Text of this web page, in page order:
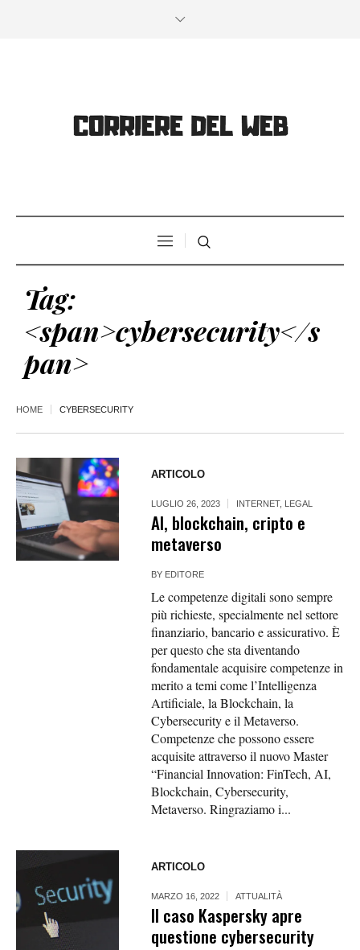
Tag:
<span>cybersecurity</s
pan>
HOME CYBERSECURITY
ARTICOLO
LUGLIO 26, 2023 INTERNET, LEGAL
AI, blockchain, cripto e
metaverso
BY EDITORE
Le competenze digitali sono sempre
più richieste, specialmente nel settore
finanziario, bancario e assicurativo. È
per questo che sta diventando
fondamentale acquisire competenze in
merito a temi come l’Intelligenza
Artificiale, la Blockchain, la
Cybersecurity e il Metaverso.
Competenze che possono essere
acquisite attraverso il nuovo Master
“Financial Innovation: FinTech, AI,
Blockchain, Cybersecurity,
Metaverso. Ringraziamo i...
ARTICOLO
MARZO 16, 2022 ATTUALITÀ
Il caso Kaspersky apre
questione cybersecurity